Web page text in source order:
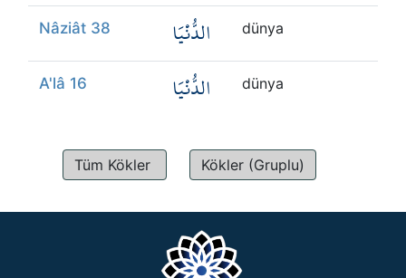
Nâziât 38 الدُّنْيَا dünya
A'lâ 16 الدُّنْيَا dünya
Tüm Kökler Kökler (Gruplu)